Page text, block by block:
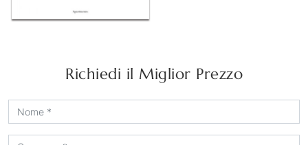
Richiedi il Miglior Prezzo